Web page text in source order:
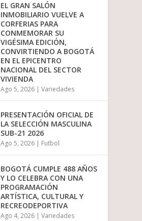
r
o
u
e
n
.
EL GRAN SALÓN
INMOBILIARIO VUELVE A
CORFERIAS PARA
CONMEMORAR SU
VIGÉSIMA EDICIÓN,
CONVIRTIENDO A BOGOTÁ
EN EL EPICENTRO
NACIONAL DEL SECTOR
VIVIENDA
Ago 5, 2026 |Variedades
PRESENTACIÓN OFICIAL DE
LA SELECCIÓN MASCULINA
SUB-21 2026
Ago 5, 2026 | Futbol
BOGOTÁ CUMPLE 488 AÑOS
Y LO CELEBRA CON UNA
PROGRAMACIÓN
ARTÍSTICA, CULTURAL Y
RECREODEPORTIVA
Ago 4, 2026 |Variedades